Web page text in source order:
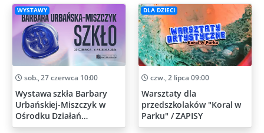
WYSTAWY
sob., 27 czerwca 10:00
Wystawa szkła Barbary
Urbańskiej-Miszczyk w
Ośrodku Działań
Artystycznych
DLA DZIECI
czw., 2 lipca 09:00
Warsztaty dla
przedszkolaków "Koral w
Parku" / ZAPISY